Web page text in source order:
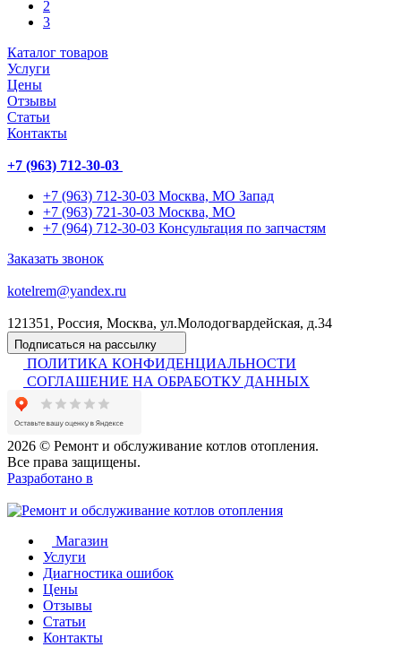
2
3
Каталог товаров
Услуги
Цены
Отзывы
Статьи
Контакты
+7 (963) 712-30-03
+7 (963) 712-30-03 Москва, МО Запад
+7 (963) 721-30-03 Москва, МО
+7 (964) 712-30-03 Консультация по запчастям
Заказать звонок
kotelrem@yandex.ru
121351, Россия, Москва, ул.Молодогвардейская, д.34
Подписаться на рассылку
ПОЛИТИКА КОНФИДЕНЦИАЛЬНОСТИ
СОГЛАШЕНИЕ НА ОБРАБОТКУ ДАННЫХ
2026 © Ремонт и обслуживание котлов отопления.
Все права защищены.
Разработано в
Магазин
Услуги
Диагностика ошибок
Цены
Отзывы
Статьи
Контакты